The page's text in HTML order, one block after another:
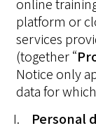
online
platform or
services
(together “
Notice only
data for
Personal